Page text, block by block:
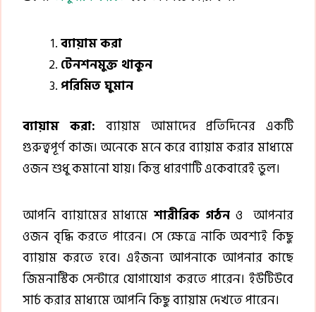
ব্যায়াম করা
টেনশনমুক্ত থাকুন
পরিমিত ঘুমান
ব্যায়াম করা:ব্যায়াম আমাদের প্রতিদিনের একটি
গুরুত্বপূর্ণ কাজ। অনেকে মনে করে ব্যায়াম করার মাধ্যমে
ওজন শুধু কমানো যায়। কিন্তু ধারণাটি একেবারেই ভুল।
আপনি ব্যায়ামের মাধ্যমেশারীরিক গঠনও আপনার
ওজন বৃদ্ধি করতে পারেন। সে ক্ষেত্রে নাকি অবশ্যই কিছু
ব্যায়াম করতে হবে। এইজন্য আপনাকে আপনার কাছে
জিমনাস্টিক সেন্টারে যোগাযোগ করতে পারেন। ইউটিউবে
সার্চ করার মাধ্যমে আপনি কিছু ব্যায়াম দেখতে পারেন।